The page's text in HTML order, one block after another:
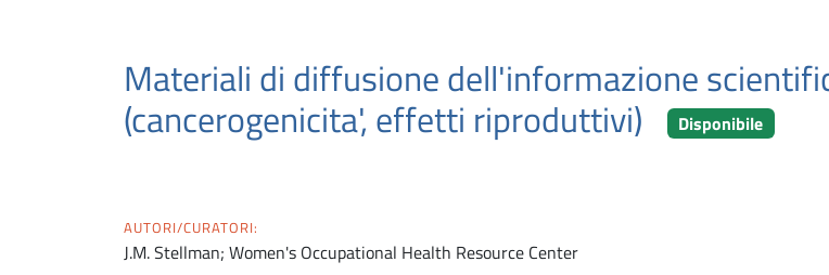
Materiali di diffusione dell'informazione
(cancerogenicita', effetti riproduttivi) Disponibile
AUTORI/CURATORI:
J.M. Stellman; Women's Occupational Health Resource Center